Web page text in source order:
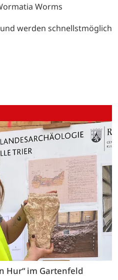
Worms
werden schnellstmöglich
Hur“ im Gartenfeld